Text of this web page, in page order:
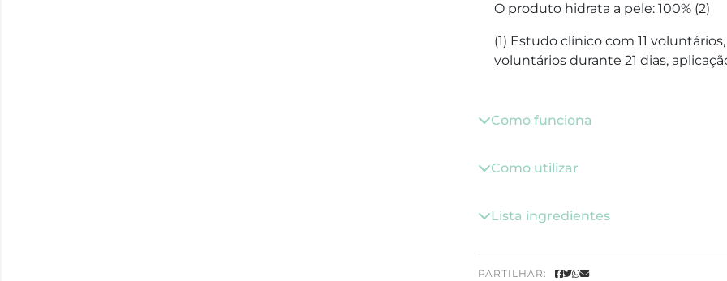
O produto hidrata a pele: 100% (2)
(1) Estudo clínico com 11
voluntários durante 21 dias,
Como funciona
Como utilizar
Lista ingredientes
PARTILHAR: